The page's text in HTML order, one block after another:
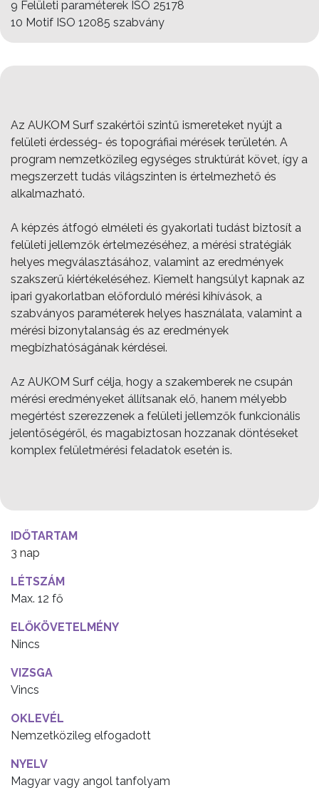
9 Felületi paraméterek ISO 25178
10 Motif ISO 12085 szabvány
Az AUKOM Surf szakértői szintű ismereteket nyújt a
felületi érdesség- és topográfiai mérések területén. A
program nemzetközileg egységes struktúrát követ, így a
megszerzett tudás világszinten is értelmezhető és
alkalmazható.
A képzés átfogó elméleti és gyakorlati tudást biztosít a
felületi jellemzők értelmezéséhez, a mérési stratégiák
helyes megválasztásához, valamint az eredmények
szakszerű kiértékeléséhez. Kiemelt hangsúlyt kapnak az
ipari gyakorlatban előforduló mérési kihívások, a
szabványos paraméterek helyes használata, valamint a
mérési bizonytalanság és az eredmények
megbízhatóságának kérdései.
Az AUKOM Surf célja, hogy a szakemberek ne csupán
mérési eredményeket állítsanak elő, hanem mélyebb
megértést szerezzenek a felületi jellemzők funkcionális
jelentőségéről, és magabiztosan hozzanak döntéseket
komplex felületmérési feladatok esetén is.
IDŐTARTAM
3 nap
LÉTSZÁM
Max. 12 fő
ELŐKÖVETELMÉNY
Nincs
VIZSGA
Vincs
OKLEVÉL
Nemzetközileg elfogadott
NYELV
Magyar vagy angol tanfolyam